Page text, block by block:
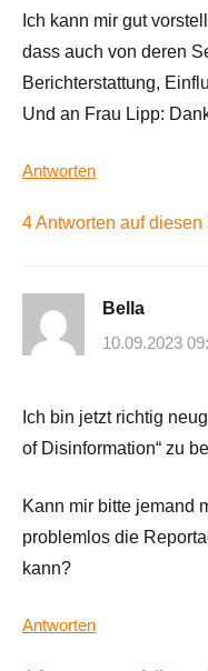
Ich kann mir gut
dass auch von deren
Berichterstattung,
Und an Frau Lipp:
Antworten
4 Antworten auf
Bella
10.09.2023
Ich bin jetzt richtig
of Disinformation“ zu
Kann mir bitte jemand
problemlos die
kann?
Antworten